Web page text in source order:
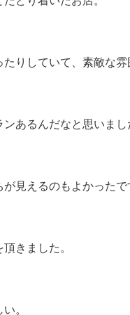
りしていて、素敵な雰
あるんだなと思いまし
見えるのもよかったで
きました。
。